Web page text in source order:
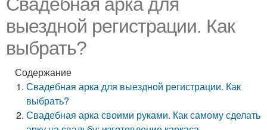
выездной регистрации. Как
выбрать?
Содержание
Свадебная арка для выездной регистрации. Как
выбрать?
Свадебная арка своими руками. Как самому сделать